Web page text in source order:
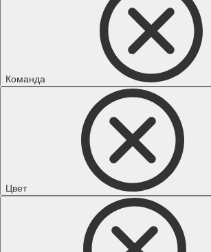
Команда
Цвет